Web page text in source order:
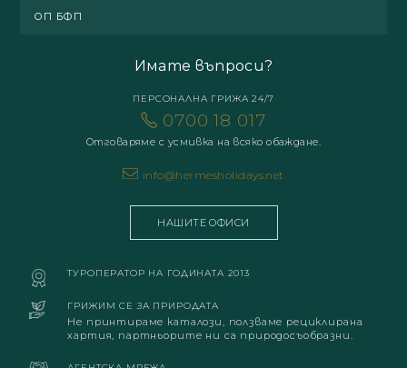
ОП БФП
Имате въпроси?
ПЕРСОНАЛНА ГРИЖА 24/7
0700 18 017
Отговаряме с усмивка на всяко обаждане.
info@hermesholidays.net
НАШИТЕ ОФИСИ
ТУРОПЕРАТОР НА ГОДИНАТА 2013
ГРИЖИМ СЕ ЗА ПРИРОДАТА
Не принтираме каталози, ползваме рециклирана
хартия, партньорите ни са природосъобразни.